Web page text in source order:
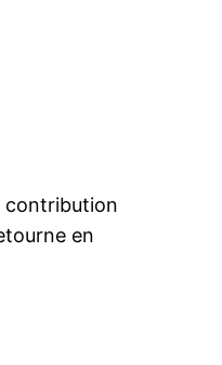
contribution
en